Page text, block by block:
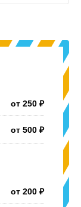
от 250 ₽
от 500 ₽
от 200 ₽